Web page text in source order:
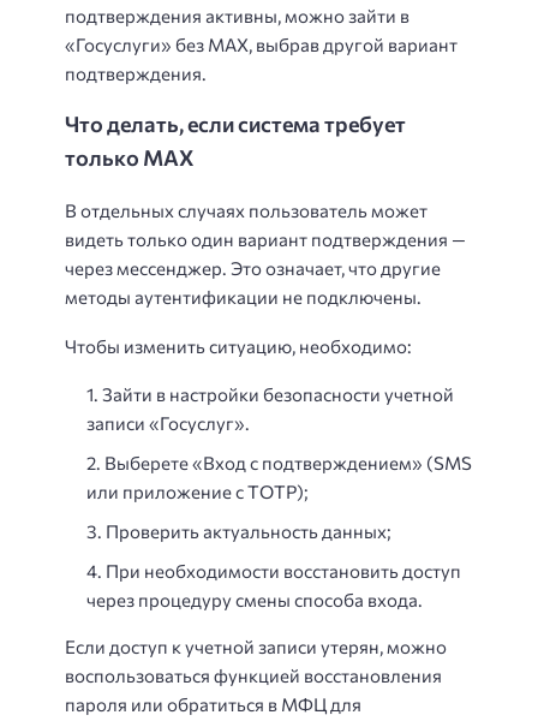
подтверждения активны, можно зайти в
«Госуслуги» без MAX, выбрав другой вариант
подтверждения.
Что делать, если система требует
только MAX
В отдельных случаях пользователь может
видеть только один вариант подтверждения —
через мессенджер. Это означает, что другие
методы аутентификации не подключены.
Чтобы изменить ситуацию, необходимо:
Зайти в настройки безопасности учетной
записи «Госуслуг».
Выберете «Вход с подтверждением» (SMS
или приложение с TOTP);
Проверить актуальность данных;
При необходимости восстановить доступ
через процедуру смены способа входа.
Если доступ к учетной записи утерян, можно
воспользоваться функцией восстановления
пароля или обратиться в МФЦ для